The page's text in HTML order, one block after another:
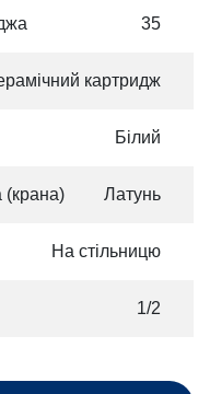
35
картридж
Білий
(крана) Латунь
На стільницю
1/2